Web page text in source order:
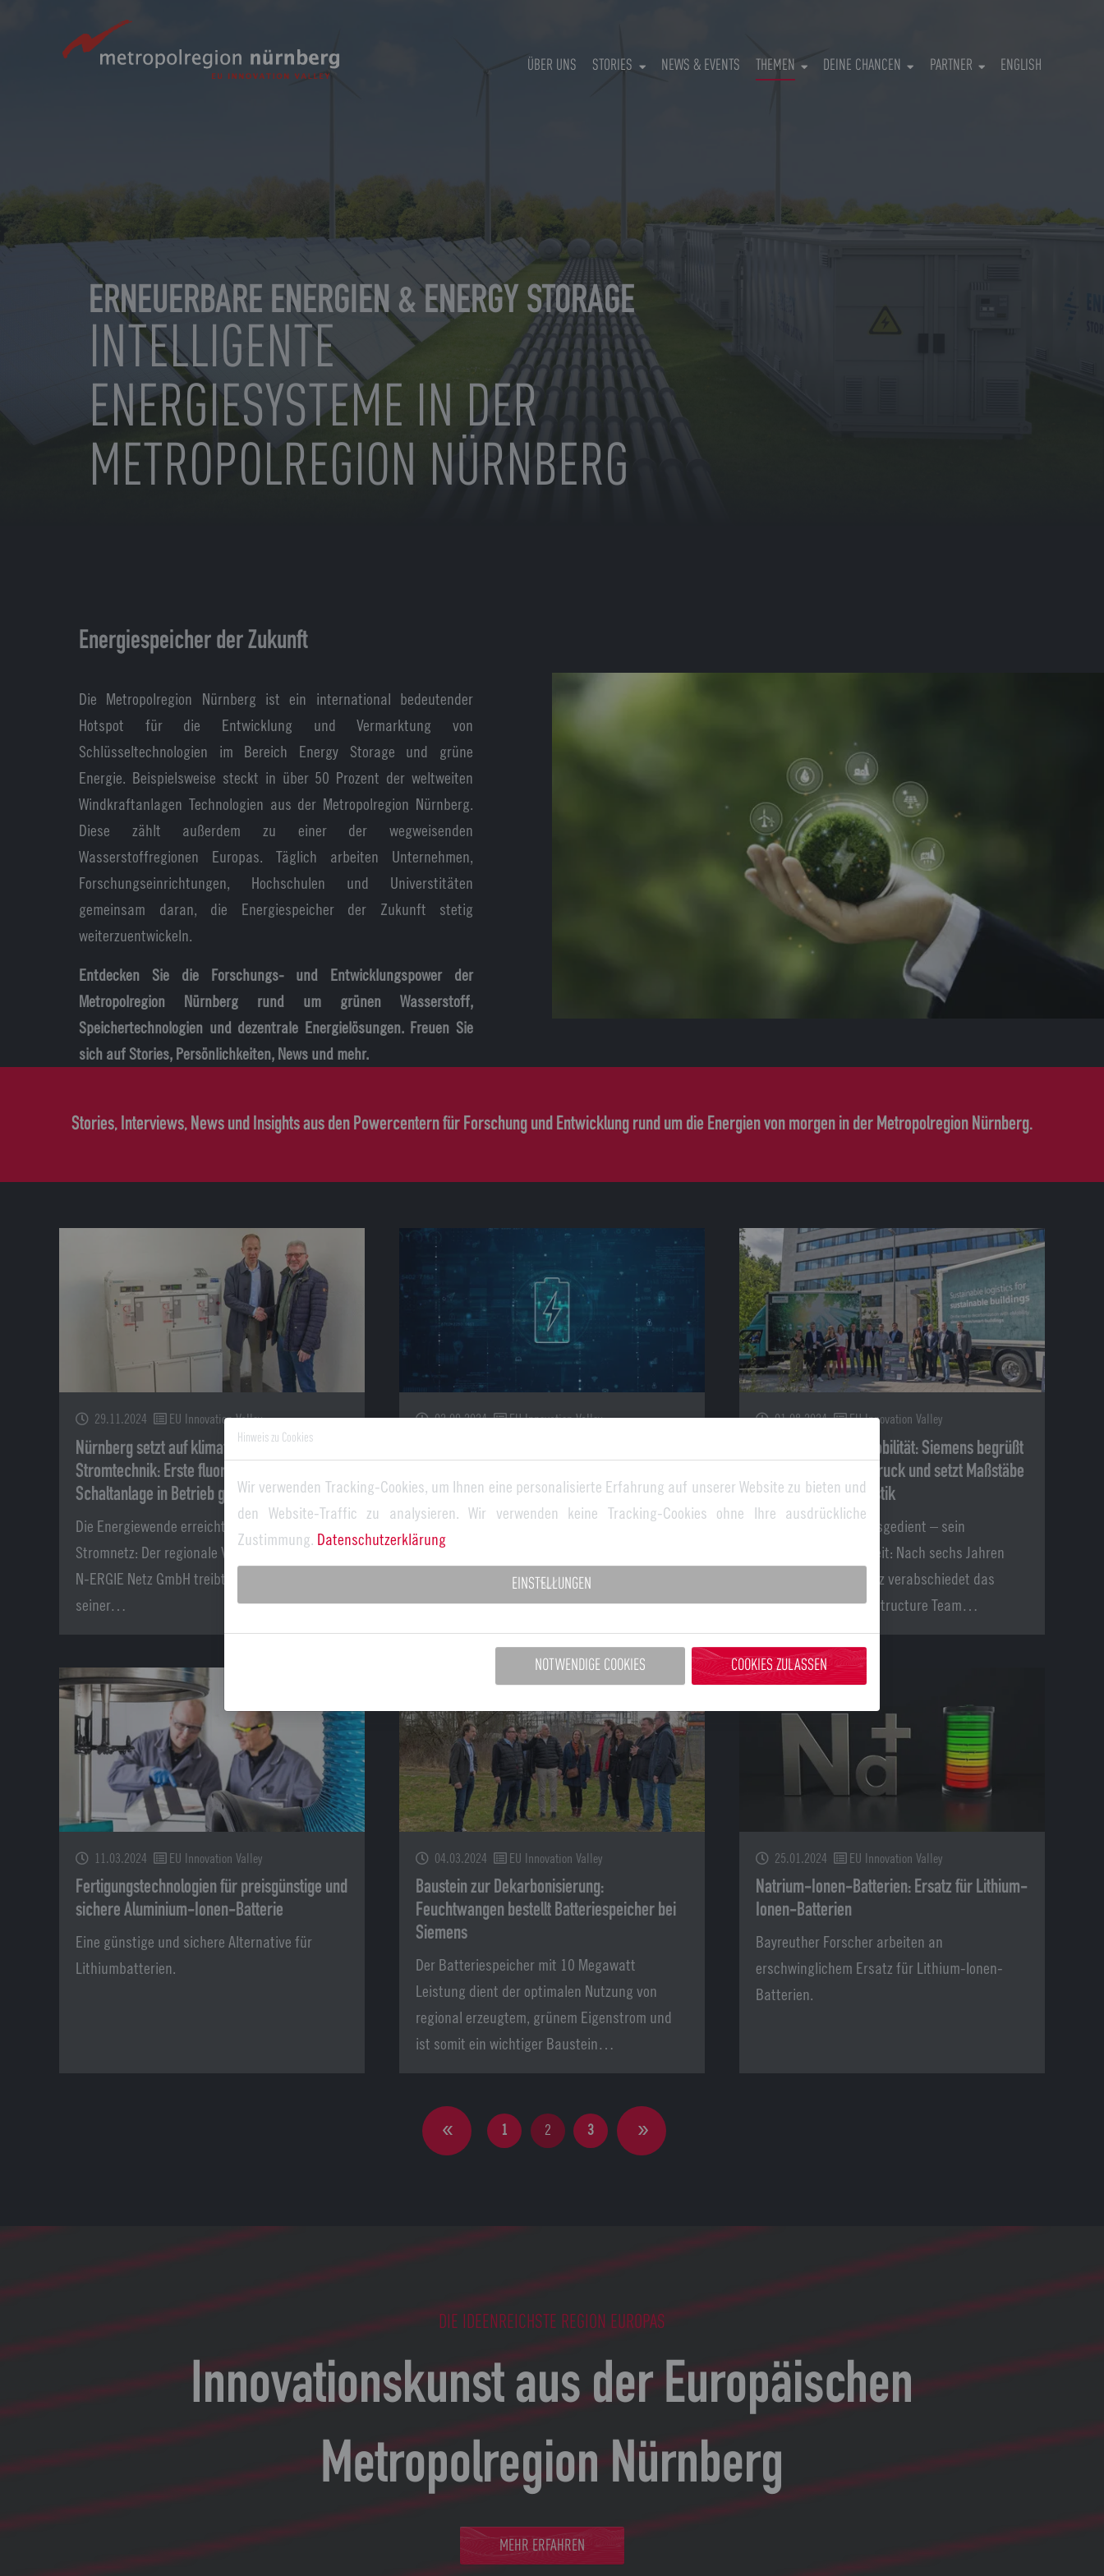
ÜBER UNS STORIES NEWS & EVENTS THEMEN DEINE CHANCEN PARTNER ENGLISH
ERNEUERBARE ENERGIEN & ENERGY STORAGE
INTELLIGENTE
ENERGIESYSTEME IN DER
METROPOLREGION NÜRNBERG
Energiespeicher der Zukunft
Die Metropolregion Nürnberg ist ein international bedeutender
Hotspot für die Entwicklung und Vermarktung von
Schlüsseltechnologien im Bereich Energy Storage und grüne
Energie. Beispielsweise steckt in über 50 Prozent der weltweiten
Windkraftanlagen Technologien aus der Metropolregion Nürnberg.
Diese zählt außerdem zu einer der wegweisenden
Wasserstoffregionen Europas. Täglich arbeiten Unternehmen,
Forschungseinrichtungen, Hochschulen und Universtitäten
gemeinsam daran, die Energiespeicher der Zukunft stetig
weiterzuentwickeln.
Entdecken Sie die Forschungs- und Entwicklungspower der
Metropolregion Nürnberg rund um grünen Wasserstoff,
Speichertechnologien und dezentrale Energielösungen. Freuen Sie
sich auf Stories, Persönlichkeiten, News und mehr.
Stories, Interviews, News und Insights aus den Powercentern für Forschung und Entwicklung rund um die Energien von morgen in der Metropolregion Nürnberg.
29.11.2024 EU Innovation Valley
Nürnberg setzt auf klimafreundliche
Stromtechnik: Erste fluorgasfreie
Schaltanlage in Betrieb genommen
Die Energiewende erreicht Nürnbergs
Stromnetz: Der regionale Verteilnetzbetreiber
N-ERGIE Netz GmbH treibt die Umstellung
seiner…
02.09.2024 EU Innovation Valley
elektronischen Geräten und der…
01.08.2024 EU Innovation Valley
Innovative Elektromobilität: Siemens begrüßt
den neuen Volvo E-Truck und setzt Maßstäbe
in nachhaltiger Logistik
Der E-Scooter hat ausgedient – sein
Nachfolger steht bereit: Nach sechs Jahren
zuverlässigem Einsatz verabschiedet das
Siemens Smart Infrastructure Team…
11.03.2024 EU Innovation Valley
Fertigungstechnologien für preisgünstige und
sichere Aluminium-Ionen-Batterie
Eine günstige und sichere Alternative für
Lithiumbatterien.
04.03.2024 EU Innovation Valley
Baustein zur Dekarbonisierung:
Feuchtwangen bestellt Batteriespeicher bei
Siemens
Der Batteriespeicher mit 10 Megawatt
Leistung dient der optimalen Nutzung von
regional erzeugtem, grünem Eigenstrom und
ist somit ein wichtiger Baustein…
25.01.2024 EU Innovation Valley
Natrium-Ionen-Batterien: Ersatz für Lithium-
Ionen-Batterien
Bayreuther Forscher arbeiten an
erschwinglichem Ersatz für Lithium-Ionen-
Batterien.
1 2 3
Innovationskunst aus der Europäischen
Metropolregion Nürnberg
DIE IDEENREICHSTE REGION EUROPAS
MEHR ERFAHREN
Hinweis zu Cookies
Wir verwenden Tracking-Cookies, um Ihnen eine personalisierte Erfahrung auf unserer Website zu bieten und
den Website-Traffic zu analysieren. Wir verwenden keine Tracking-Cookies ohne Ihre ausdrückliche
Zustimmung. Datenschutzerklärung
EINSTELLUNGEN
NOTWENDIGE COOKIES COOKIES ZULASSEN